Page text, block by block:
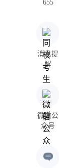
655
消息提
醒
微信公
众号